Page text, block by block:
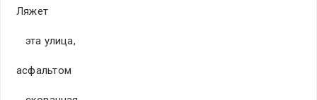
Ляжет
эта улица,
асфальтом